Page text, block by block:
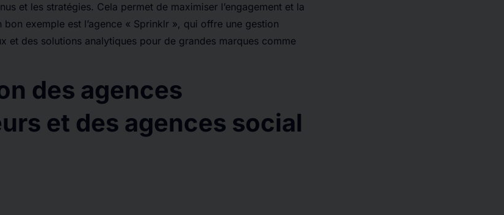
et les stratégies. Cela permet de maximiser l’engagement et la
exemple est l’agence « Sprinklr », qui offre une gestion
et des solutions analytiques pour de grandes marques comme
des agences
et des agences social